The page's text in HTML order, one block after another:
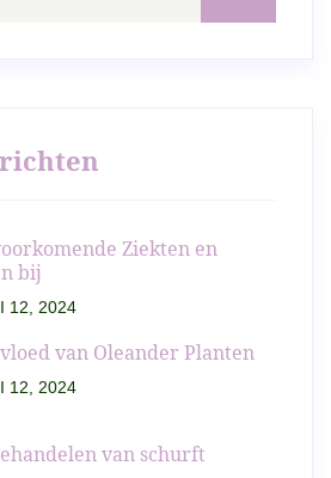
Ziekten en
bij
12, 2024
van Oleander Planten
12, 2024
van schurft